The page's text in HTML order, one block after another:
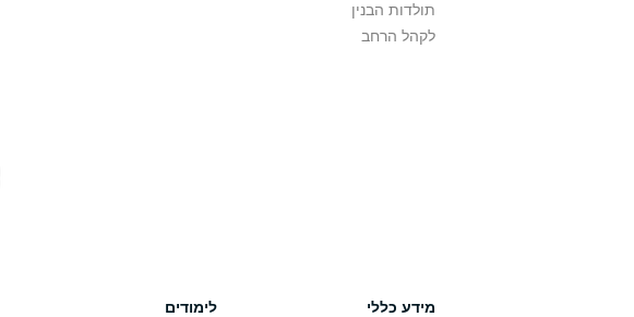
תולדות הבנין
לקהל הרחב
מידע כללי
לימודים